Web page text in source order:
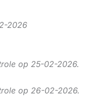
2026
op 25-02-2026.
op 26-02-2026.